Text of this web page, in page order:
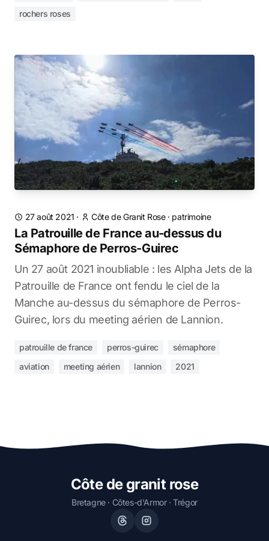
rochers roses
27 août 2021 · Côte de Granit Rose· patrimoine
La Patrouille de France au-dessus du
Sémaphore de Perros-Guirec
Un 27 août 2021 inoubliable : les Alpha Jets de la
Patrouille de France ont fendu le ciel de la
Manche au-dessus du sémaphore de Perros-
Guirec, lors du meeting aérien de Lannion.
patrouille de france perros-guirec
sémaphore
aviation
meeting aérien lannion 2021
Côte de granit rose
Bretagne · Côtes-d'Armor · Trégor